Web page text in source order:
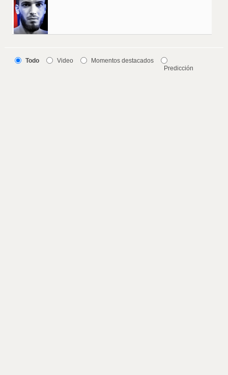
Todo Video
Momentos destacados
Predicción